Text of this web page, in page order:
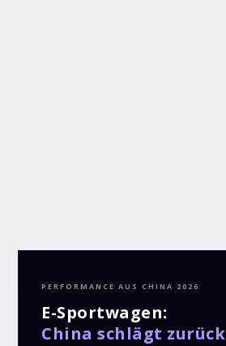
PERFORMANCE AUS CHINA 2026
E-Sportwagen:
China schlägt zurück